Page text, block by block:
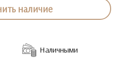
наличие
Наличными